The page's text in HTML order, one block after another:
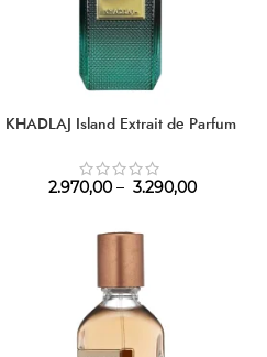
KHADLAJ Island Extrait de Parfum
2.970,00 – 3.290,00